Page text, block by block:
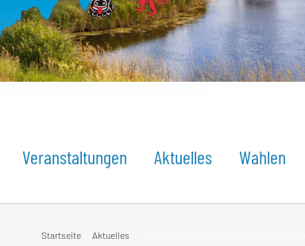
Veranstaltungen Aktuelles Wahlen
Startseite Aktuelles